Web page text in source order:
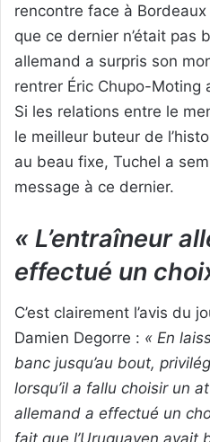
rencontre face à Bordeaux
que ce dernier n’était pas
allemand a surpris son
rentrer Éric Chupo-Moting
Si les relations entre le
le meilleur buteur de
au beau fixe, Tuchel a
message à ce dernier.
« L’entraîneur
effectué un
C’est clairement l’avis du
Damien Degorre : « En
banc jusqu’au bout,
lorsqu’il a fallu choisir un
allemand a effectué un